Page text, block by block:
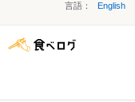
言語： English